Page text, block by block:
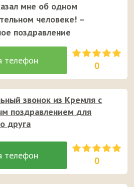
мне об одном
человеке! –
поздравление
0
звонок из Кремля с
поздравлением для
друга
0